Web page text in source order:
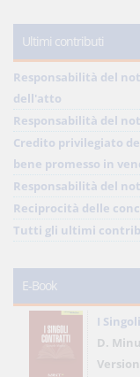
Ultimi contributi
Responsabilità del
dell'atto
Responsabilità del
Credito privilegiato
bene promesso in
Responsabilità del
Reciprocità delle
Tutti gli ultimi
E-Book
I
D.